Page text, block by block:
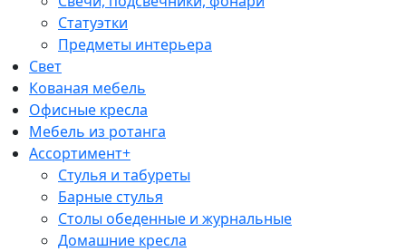
Статуэтки
Предметы интерьера
Свет
Кованая мебель
Офисные кресла
Мебель из ротанга
Ассортимент+
Стулья и табуреты
Барные стулья
Столы обеденные и журнальные
Домашние кресла